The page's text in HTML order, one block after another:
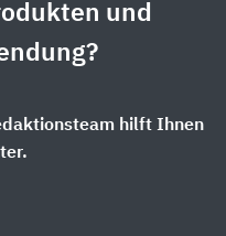
und
hilft Ihnen